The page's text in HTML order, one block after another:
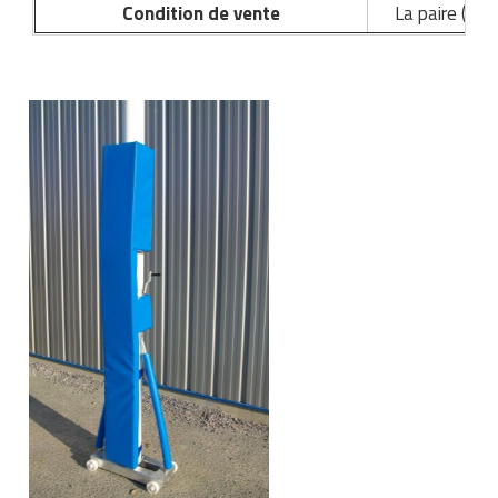
Matériel de musculation
Rôtisserie professionnelle
Table de cuisson professionnelle
Tables de préparation réfrigérées
Ustensile de cuisine
Vaisselle restaurant
Vitrines réfrigérées
Condition de vente
La paire